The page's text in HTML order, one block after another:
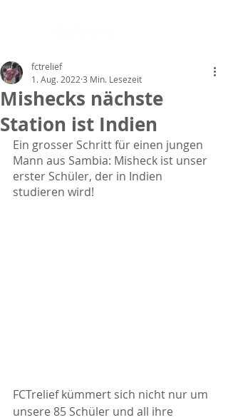
Mishecks nächste
Station ist Indien
fctrelief
1. Aug. 2022 3 Min. Lesezeit
Ein grosser Schritt für einen jungen
Mann aus Sambia: Misheck ist unser
erster Schüler, der in Indien
studieren wird!
FCTrelief kümmert sich nicht nur um
unsere 85 Schüler und all ihre